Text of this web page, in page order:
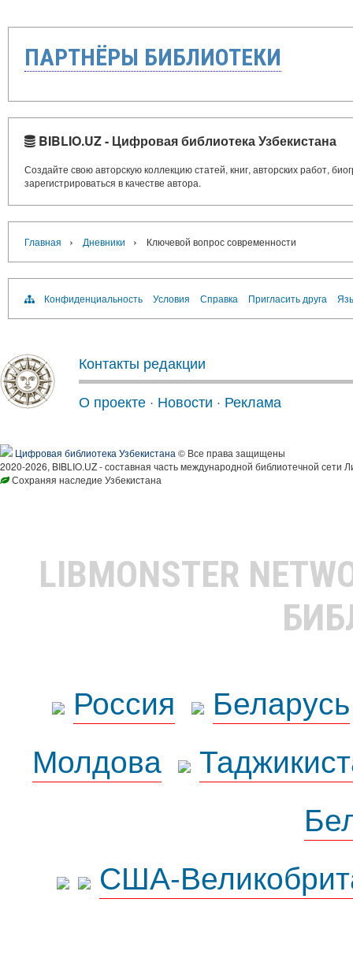
ПАРТНЁРЫ БИБЛИОТЕКИ
BIBLIO.UZ - Цифровая библиотека Узбекистана
Создайте свою авторскую коллекцию статей, книг, авторских работ,
зарегистрироваться в качестве автора.
Главная › Дневники › Ключевой вопрос современности
Конфиденциальность Условия Справка Пригласить друга
Контакты редакции
О проекте · Новости · Реклама
Цифровая библиотека Узбекистана © Все права защищены
2020-2026, BIBLIO.UZ - составная часть международной библиотечной сети
Сохраняя наследие Узбекистана
LIBMONSTER
Россия
Беларусь
Молдова
США-